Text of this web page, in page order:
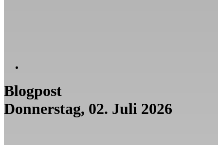
Blogpost
Donnerstag, 02. Juli 2026